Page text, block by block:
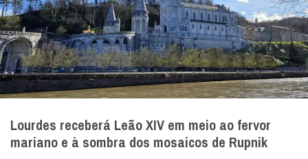
Lourdes receberá Leão XIV em meio ao fervor
mariano e à sombra dos mosaicos de Rupnik